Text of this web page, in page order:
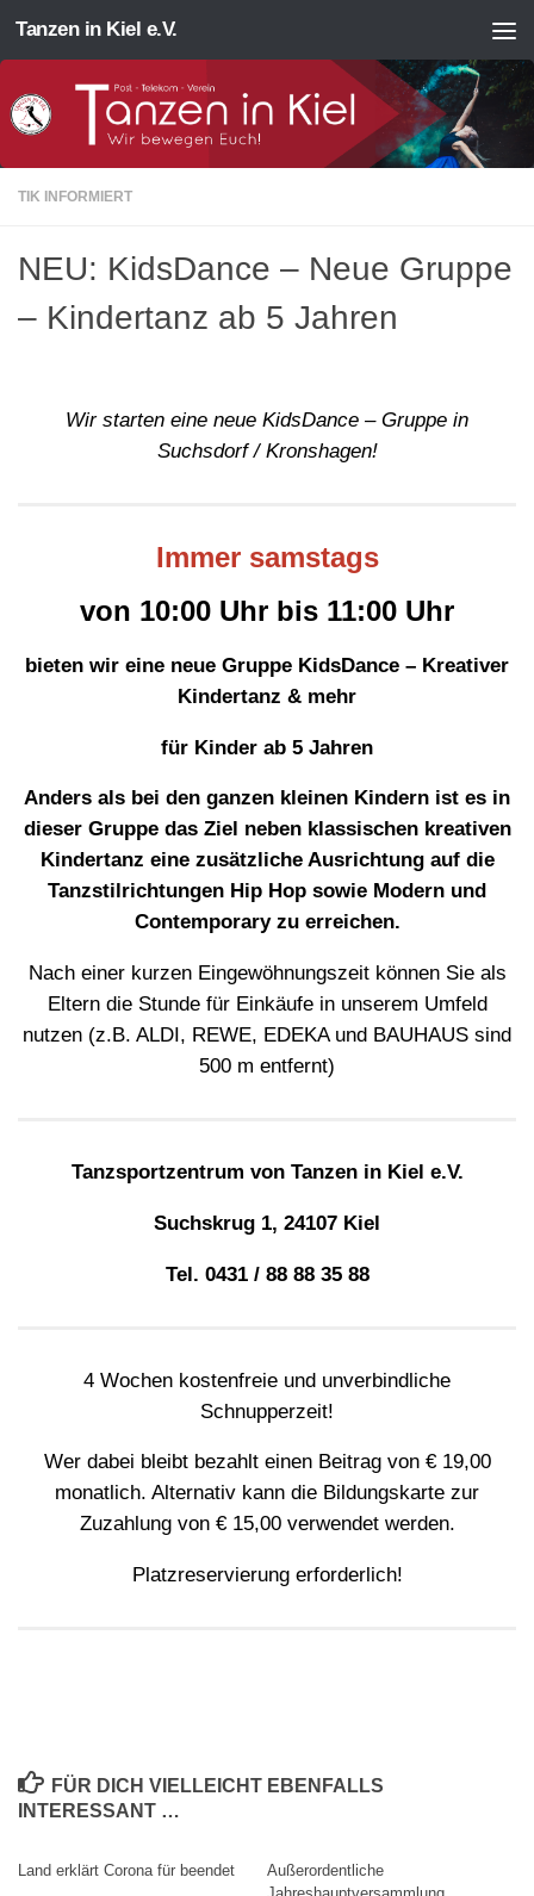
Zum Inhalt springen
Tanzen in Kiel e.V.
TIK INFORMIERT
NEU: KidsDance – Neue Gruppe
– Kindertanz ab 5 Jahren
Wir starten eine neue KidsDance – Gruppe in
Suchsdorf / Kronshagen!
Immer samstags
von 10:00 Uhr bis 11:00 Uhr
bieten wir eine neue Gruppe KidsDance – Kreativer
Kindertanz & mehr
für Kinder ab 5 Jahren
Anders als bei den ganzen kleinen Kindern ist es in
dieser Gruppe das Ziel neben klassischen kreativen
Kindertanz eine zusätzliche Ausrichtung auf die
Tanzstilrichtungen Hip Hop sowie Modern und
Contemporary zu erreichen.
Nach einer kurzen Eingewöhnungszeit können Sie als
Eltern die Stunde für Einkäufe in unserem Umfeld
nutzen (z.B. ALDI, REWE, EDEKA und BAUHAUS sind
500 m entfernt)
Tanzsportzentrum von Tanzen in Kiel e.V.
Suchskrug 1, 24107 Kiel
Tel. 0431 / 88 88 35 88
4 Wochen kostenfreie und unverbindliche
Schnupperzeit!
Wer dabei bleibt bezahlt einen Beitrag von € 19,00
monatlich. Alternativ kann die Bildungskarte zur
Zuzahlung von € 15,00 verwendet werden.
Platzreservierung erforderlich!
FÜR DICH VIELLEICHT EBENFALLS
INTERESSANT …
Land erklärt Corona für beendet
Außerordentliche